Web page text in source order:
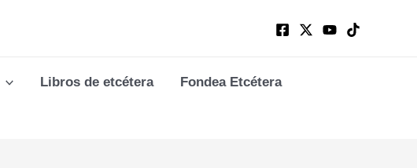
Libros de etcétera Fondea Etcétera